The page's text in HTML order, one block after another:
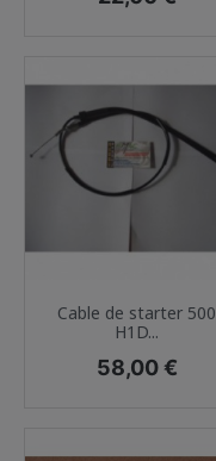
Cable de starter 500
H1D...
Prix
58,00 €